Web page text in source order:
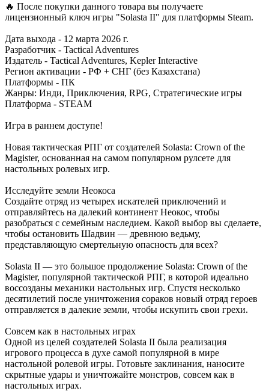
🔥 После покупки данного товара вы получаете
лицензионный ключ игры "Solasta II" для платформы Steam.
Дата выхода - 12 марта 2026 г.
Разработчик - Tactical Adventures
Издатель - Tactical Adventures, Kepler Interactive
Регион активации - РФ + СНГ (без Казахстана)
Платформы - ПК
Жанры: Инди, Приключения, RPG, Стратегические игры
Платформа - STEAM
Игра в раннем доступе!
Новая тактическая РПГ от создателей Solasta: Crown of the
Magister, основанная на самом популярном рулсете для
настольных ролевых игр.
Исследуйте земли Неокоса
Создайте отряд из четырех искателей приключений и
отправляйтесь на далекий континент Неокос, чтобы
разобраться с семейным наследием. Какой выбор вы сделаете,
чтобы остановить Шадвин — древнюю ведьму,
представляющую смертельную опасность для всех?
Solasta II — это большое продолжение Solasta: Crown of the
Magister, популярной тактической РПГ, в которой идеально
воссозданы механики настольных игр. Спустя несколько
десятилетий после уничтожения сораков новый отряд героев
отправляется в далекие земли, чтобы искупить свои грехи.
Совсем как в настольных играх
Одной из целей создателей Solasta II была реализация
игрового процесса в духе самой популярной в мире
настольной ролевой игры. Готовьте заклинания, наносите
скрытные удары и уничтожайте монстров, совсем как в
настольных играх.